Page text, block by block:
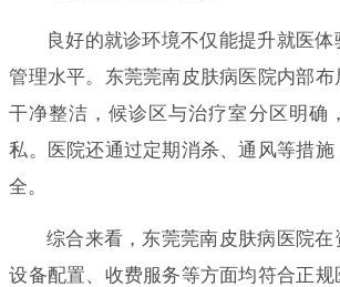
良好的就诊环境不仅能提升就医
管理水平。东莞莞南皮肤病医院内部
干净整洁，候诊区与治疗室分区明确
私。医院还通过定期消杀、通风等措
全。
综合来看，东莞莞南皮肤病医院在
设备配置、收费服务等方面均符合正